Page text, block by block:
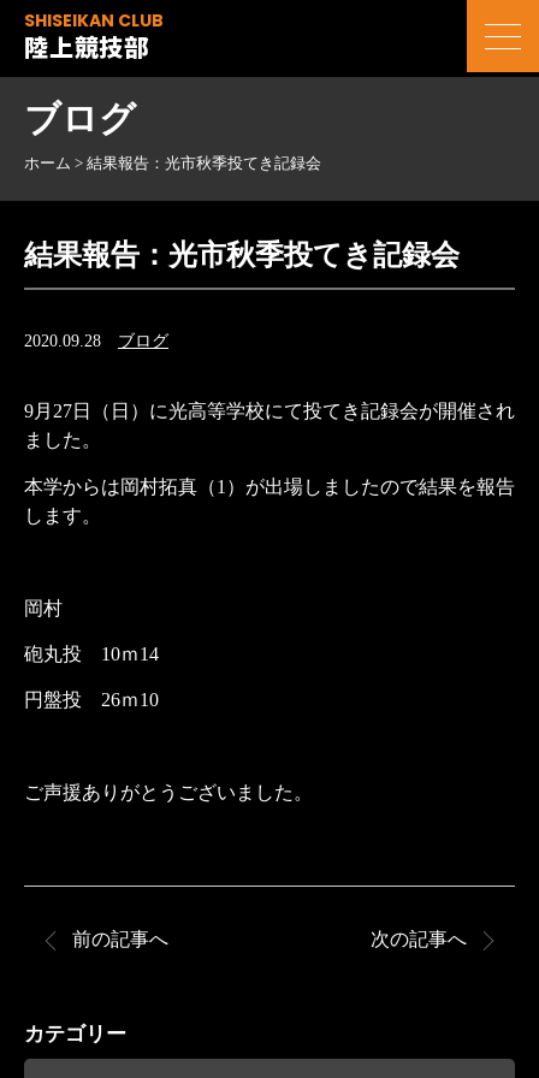
SHISEIKAN CLUB
陸上競技部
ブログ
ホーム > 結果報告：光市秋季投てき記録会
結果報告：光市秋季投てき記録会
2020.09.28 ブログ
9月27日（日）に光高等学校にて投てき記録会が開催され
ました。
本学からは岡村拓真（1）が出場しましたので結果を報告
します。
岡村
砲丸投 10ｍ14
円盤投 26ｍ10
ご声援ありがとうございました。
前の記事へ 次の記事へ
カテゴリー